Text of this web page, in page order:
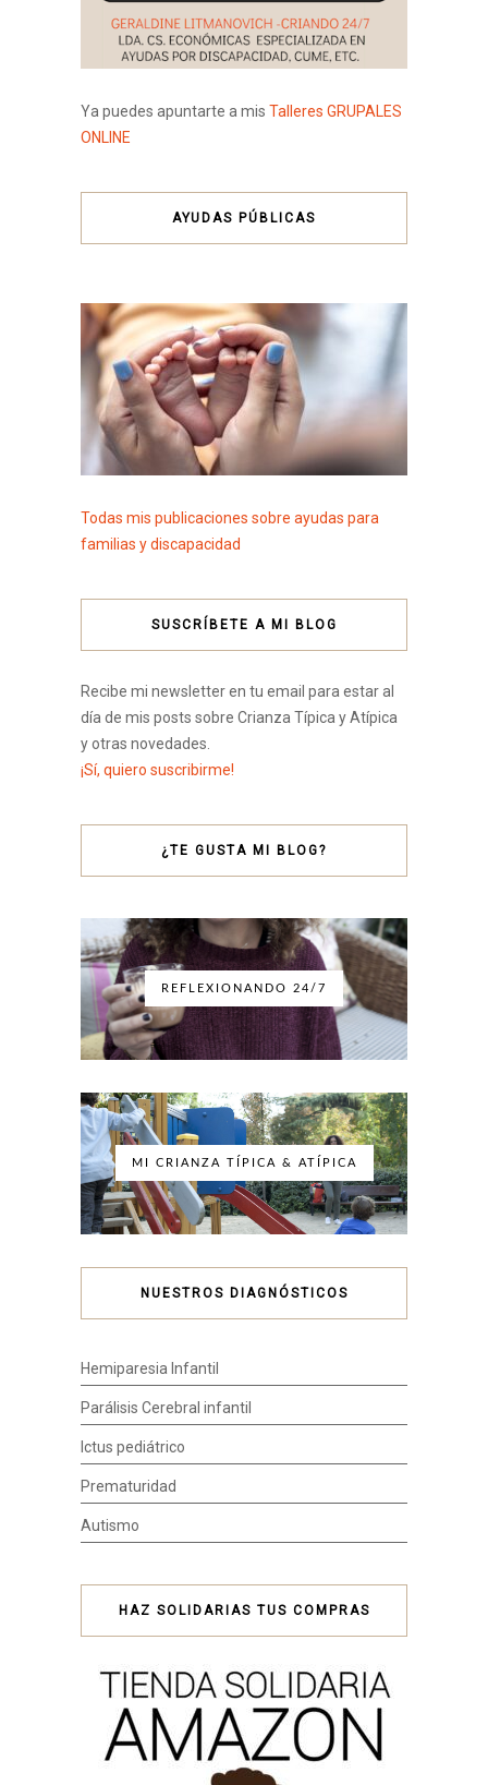
Ya puedes apuntarte a mis Talleres GRUPALES
ONLINE
AYUDAS PÚBLICAS
Todas mis publicaciones sobre ayudas para
familias y discapacidad
SUSCRÍBETE A MI BLOG
Recibe mi newsletter en tu email para estar al
día de mis posts sobre Crianza Típica y Atípica
y otras novedades.
¡Sí, quiero suscribirme!
¿TE GUSTA MI BLOG?
REFLEXIONANDO 24/7
MI CRIANZA TÍPICA & ATÍPICA
NUESTROS DIAGNÓSTICOS
Hemiparesia Infantil
Parálisis Cerebral infantil
Ictus pediátrico
Prematuridad
Autismo
HAZ SOLIDARIAS TUS COMPRAS